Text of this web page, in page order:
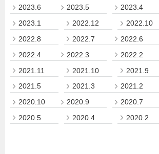
2023.6
2023.5 2023.4
2023.1
2022.12 2022.10
2022.8
2022.7 2022.6
2022.4
2022.3 2022.2
2021.11
2021.10 2021.9
2021.5
2021.3 2021.2
2020.10
2020.9 2020.7
2020.5
2020.4 2020.2